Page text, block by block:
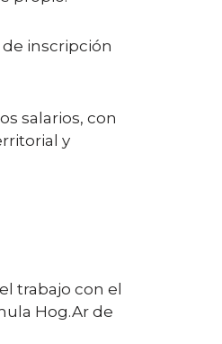
inscripción
salarios, con
y
trabajo con el
Hog.Ar de